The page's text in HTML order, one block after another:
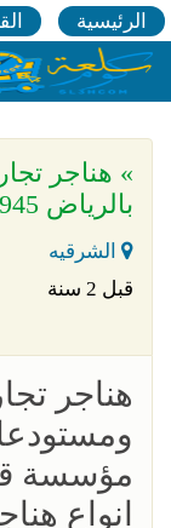
الرئيسية
» هناجر
بالرياض 0563866945
الشرقيه
قبل 2 سنة
هناجر
ومستودعات
مؤسسة
انواع